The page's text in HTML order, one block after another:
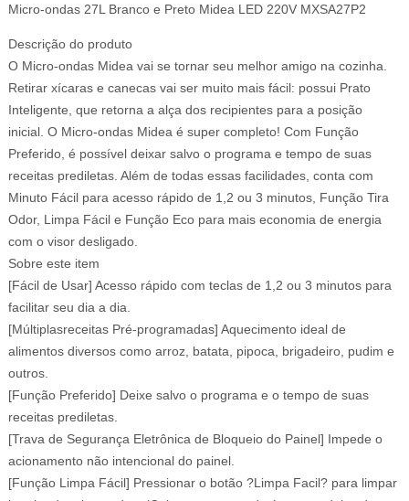
Micro-ondas 27L Branco e Preto Midea LED 220V MXSA27P2
Descrição do produto
O Micro-ondas Midea vai se tornar seu melhor amigo na cozinha.
Retirar xícaras e canecas vai ser muito mais fácil: possui Prato
Inteligente, que retorna a alça dos recipientes para a posição
inicial. O Micro-ondas Midea é super completo! Com Função
Preferido, é possível deixar salvo o programa e tempo de suas
receitas prediletas. Além de todas essas facilidades, conta com
Minuto Fácil para acesso rápido de 1,2 ou 3 minutos, Função Tira
Odor, Limpa Fácil e Função Eco para mais economia de energia
com o visor desligado.
Sobre este item
[Fácil de Usar] Acesso rápido com teclas de 1,2 ou 3 minutos para
facilitar seu dia a dia.
[Múltiplasreceitas Pré-programadas] Aquecimento ideal de
alimentos diversos como arroz, batata, pipoca, brigadeiro, pudim e
outros.
[Função Preferido] Deixe salvo o programa e o tempo de suas
receitas prediletas.
[Trava de Segurança Eletrônica de Bloqueio do Painel] Impede o
acionamento não intencional do painel.
[Função Limpa Fácil] Pressionar o botão ?Limpa Facil? para limpar